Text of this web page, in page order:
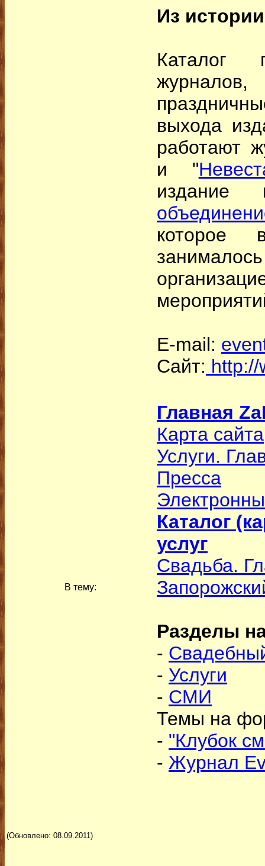
Из
Каталог
выхода
работают
и "
издание
E-mail:
Сайт: http://
В тему:
Главная
Карта сайта
Услуги.
Пресса
Каталог
услуг
Свадьба.
Разделы
-
- Услуги
- СМИ
Темы на
- "Клубок
- Журнал
(Обновлено: 08.09.2011)